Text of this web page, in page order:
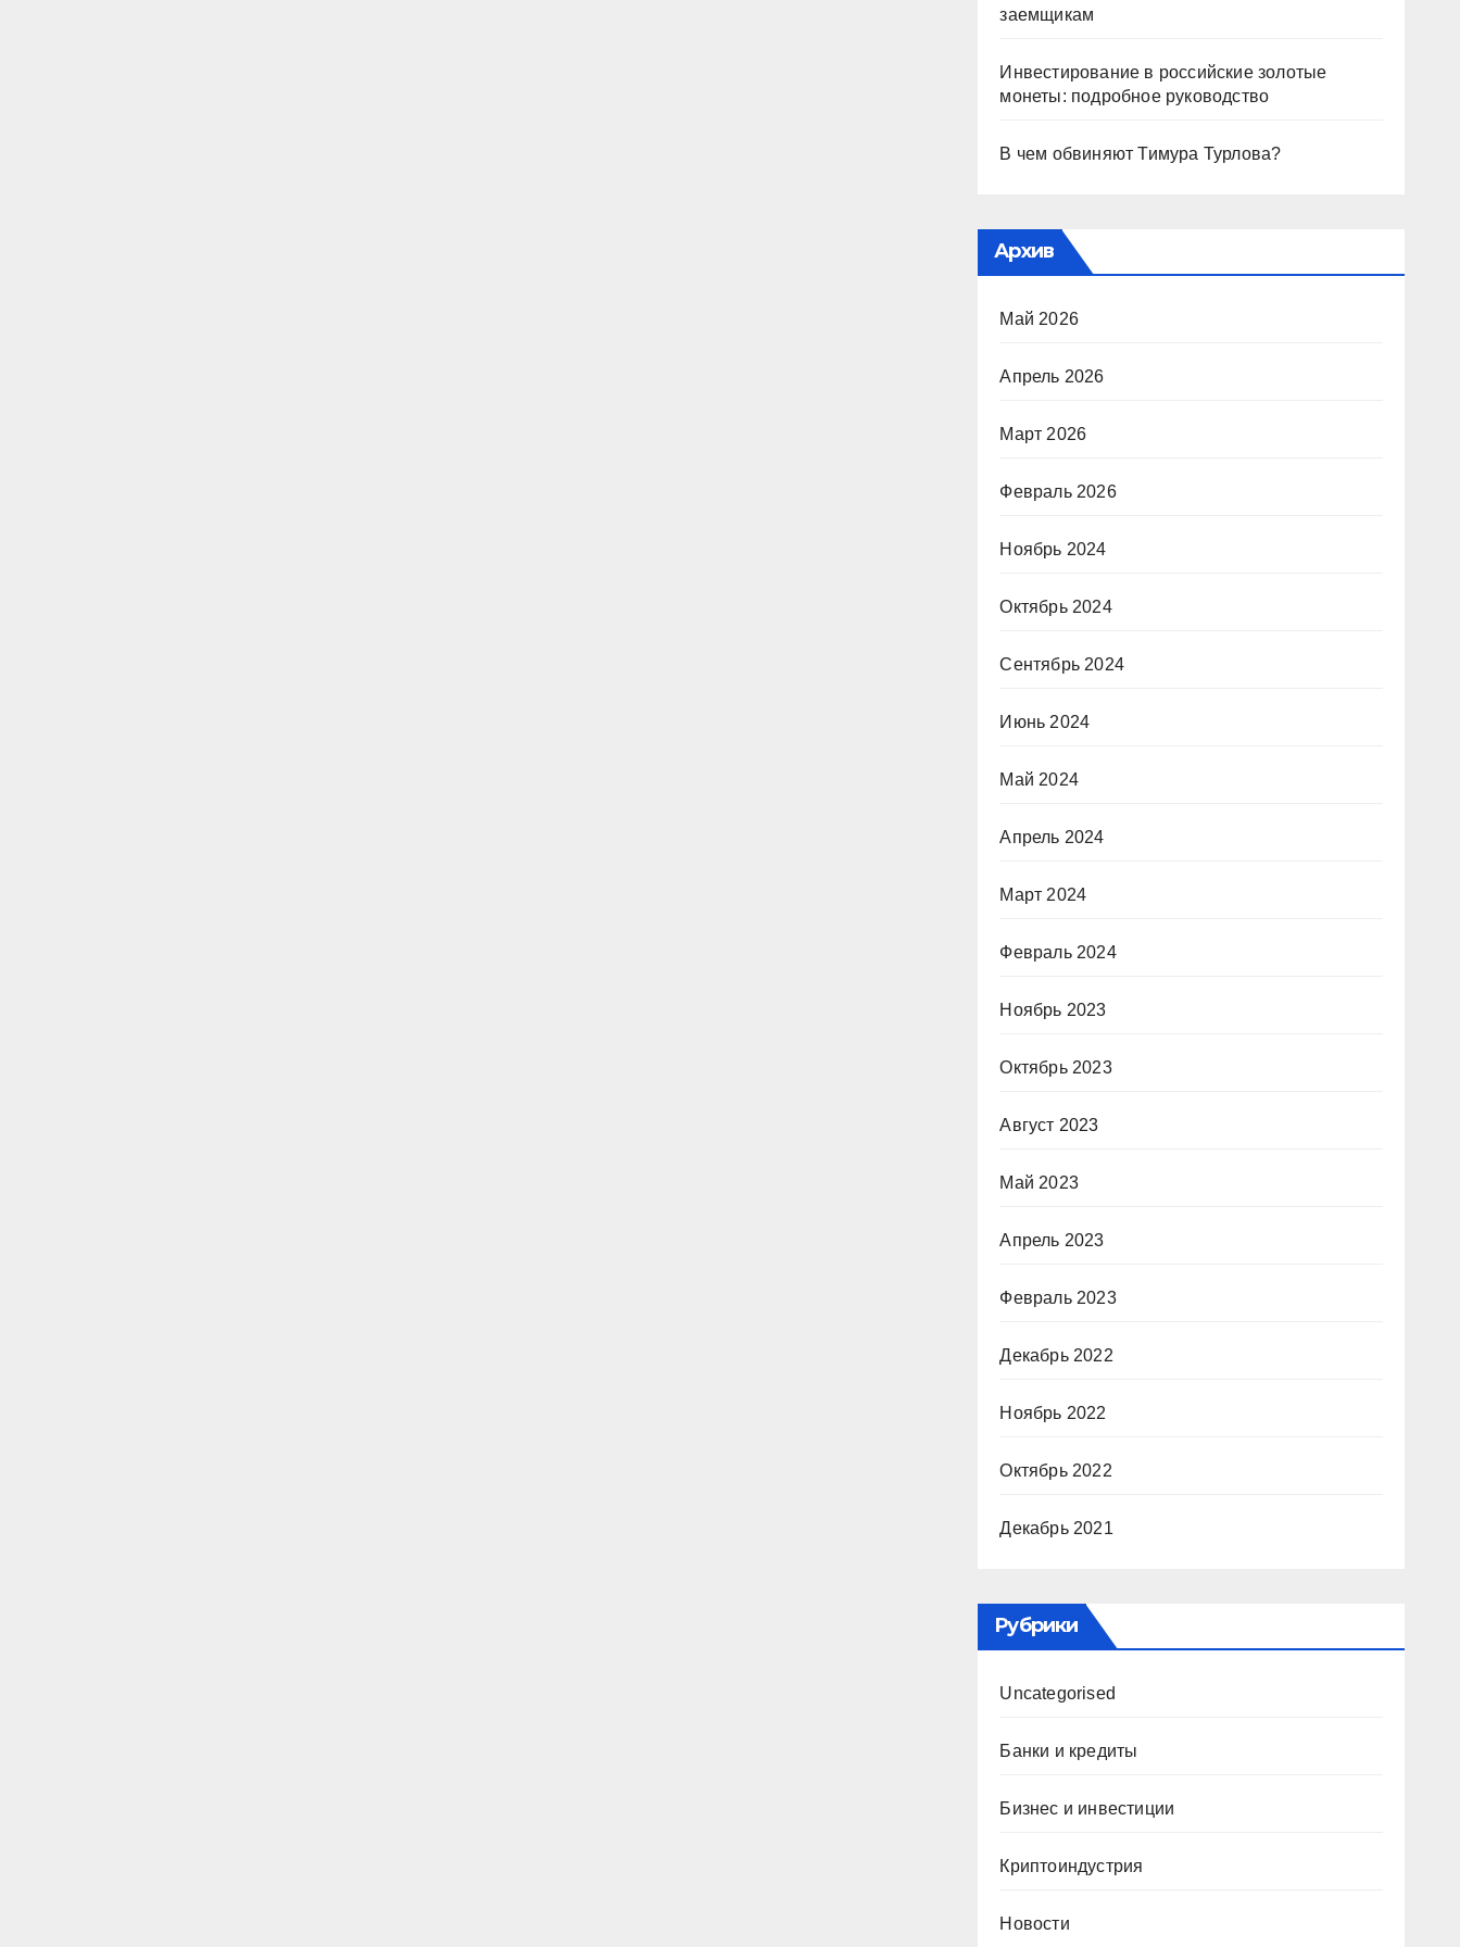
заемщикам
Инвестирование в российские золотые
монеты: подробное руководство
В чем обвиняют Тимура Турлова?
Архив
Май 2026
Апрель 2026
Март 2026
Февраль 2026
Ноябрь 2024
Октябрь 2024
Сентябрь 2024
Июнь 2024
Май 2024
Апрель 2024
Март 2024
Февраль 2024
Ноябрь 2023
Октябрь 2023
Август 2023
Май 2023
Апрель 2023
Февраль 2023
Декабрь 2022
Ноябрь 2022
Октябрь 2022
Декабрь 2021
Рубрики
Uncategorised
Банки и кредиты
Бизнес и инвестиции
Криптоиндустрия
Новости